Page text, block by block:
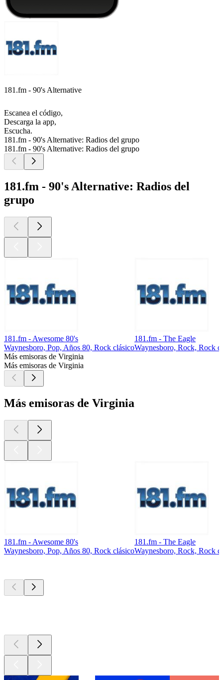
181.fm - 90's Alternative
Escanea el código,
Descarga la app,
Escucha.
181.fm - 90's Alternative: Radios del grupo
181.fm - 90's Alternative: Radios del grupo
181.fm - 90's Alternative: Radios del
grupo
181.fm - Awesome 80's
Waynesboro, Pop, Años 80, Rock clásico
181.fm - The Eagle
Waynesboro, Rock, Rock
Más emisoras de Virginia
Más emisoras de Virginia
Más emisoras de Virginia
181.fm - Awesome 80's
Waynesboro, Pop, Años 80, Rock clásico
181.fm - The Eagle
Waynesboro, Rock, Rock